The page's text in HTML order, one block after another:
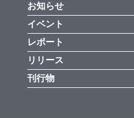
お知らせ
イベント
レポート
リリース
刊行物